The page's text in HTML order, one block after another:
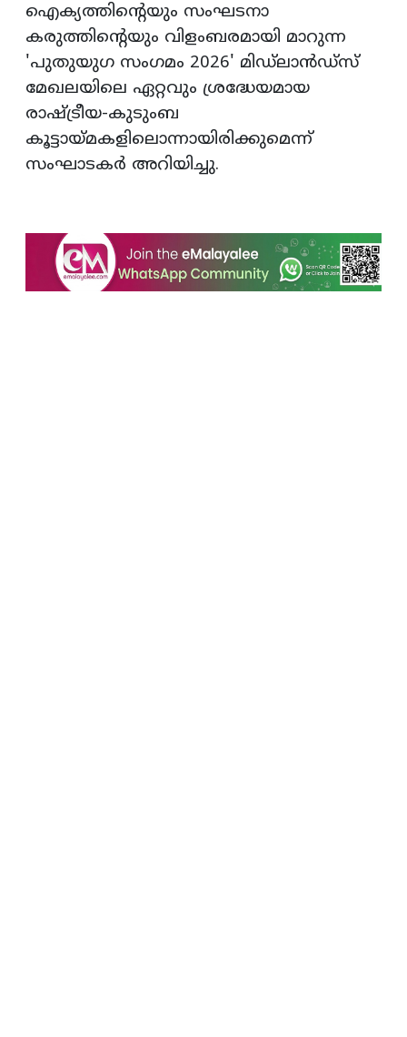
ഐക്യത്തിന്റെയും സംഘടനാ
കരുത്തിന്റെയും വിളംബരമായി മാറുന്ന
'പുതുയുഗ സംഗമം 2026' മിഡ്ലാന്‍ഡ്‌സ്
മേഖലയിലെ ഏറ്റവും ശ്രദ്ധേയമായ
രാഷ്ട്രീയ-കുടുംബ
കൂട്ടായ്മകളിലൊന്നായിരിക്കുമെന്ന്
സംഘാടകര്‍ അറിയിച്ചു.